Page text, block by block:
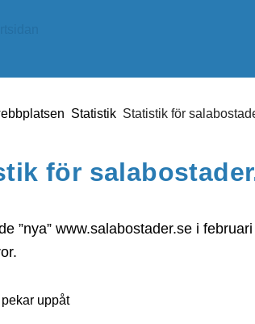
Statistik Statistik för
för
”nya” www.salabostader.se i